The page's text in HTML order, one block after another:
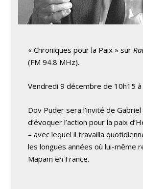
« Chroniques pour la Paix » sur
(FM 94.8 MHz).
Vendredi 9 décembre de 10h15 à
Dov Puder sera l’invité de
d’évoquer l’action pour la paix
– avec lequel il travailla
les longues années où lui-même
Mapam en France.